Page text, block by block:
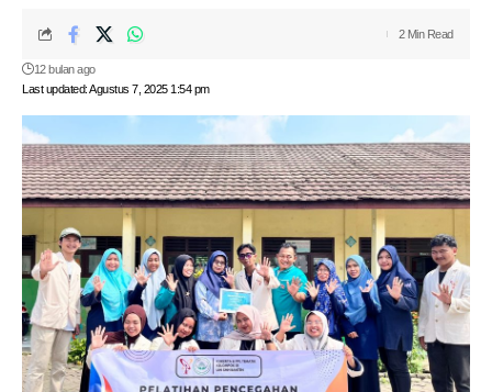
Last updated: Agustus 7, 2025 1:54 pm
12 bulan ago
2 Min Read